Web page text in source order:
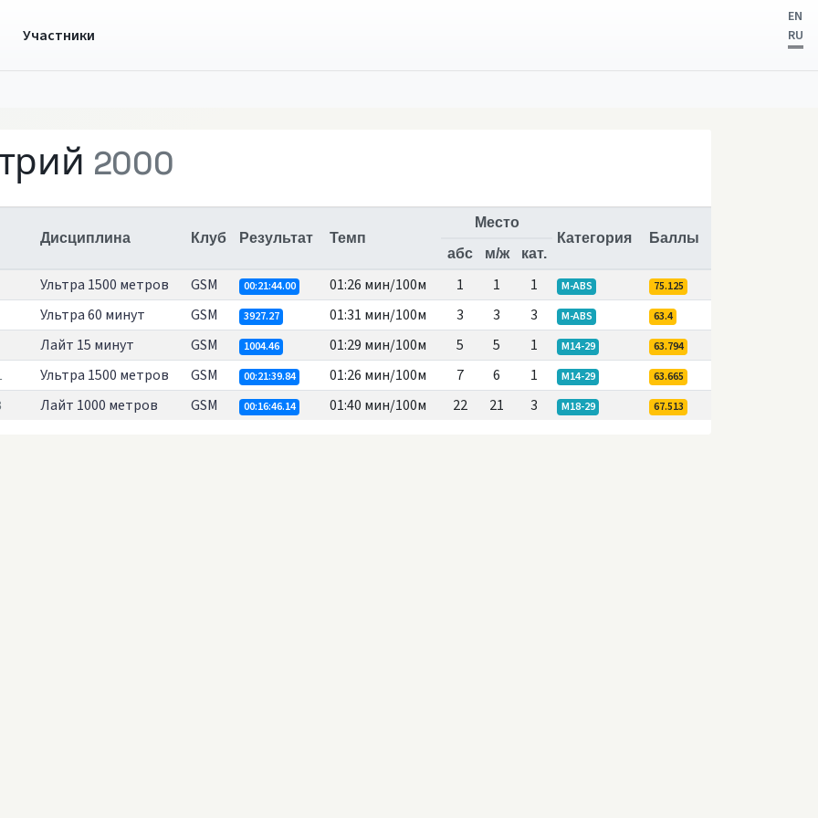
Участники
EN
RU
2000
Дисциплина Клуб Результат Темп
Место
Категория
Баллы
абс
м/ж кат.
Ультра 1500 метров GSM 00:21:44.00 01:26 мин/100м 1 1 1 M-ABS 75.125
Ультра 60 минут GSM 3927.27 01:31 мин/100м 3 3 3 M-ABS 63.4
Лайт 15 минут GSM 1004.46 01:29 мин/100м 5 5 1 M14-29 63.794
Ультра 1500 метров GSM 00:21:39.84 01:26 мин/100м 7 6 1 М14-29 63.665
Лайт 1000 метров GSM 00:16:46.14 01:40 мин/100м 22 21 3 М18-29 67.513